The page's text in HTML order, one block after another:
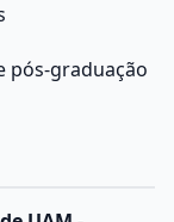
pós-graduação